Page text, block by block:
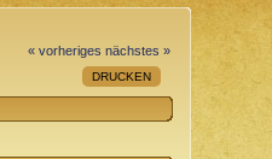
« vorheriges nächstes »
DRUCKEN